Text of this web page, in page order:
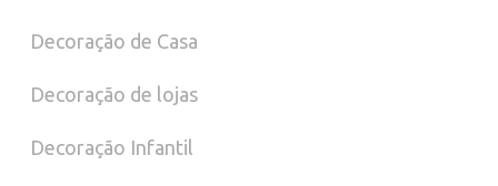
Decoração de Casa
Decoração de lojas
Decoração Infantil